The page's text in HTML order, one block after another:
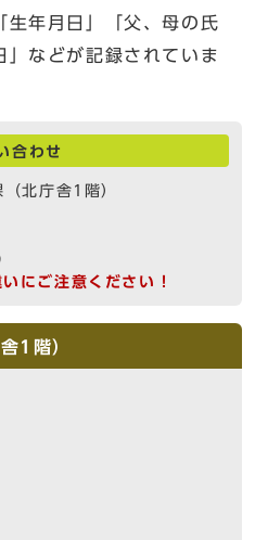
生年月日」「父、母の氏
」などが記録されていま
合わせ
（北庁舎1階）
にご注意ください！
1階）